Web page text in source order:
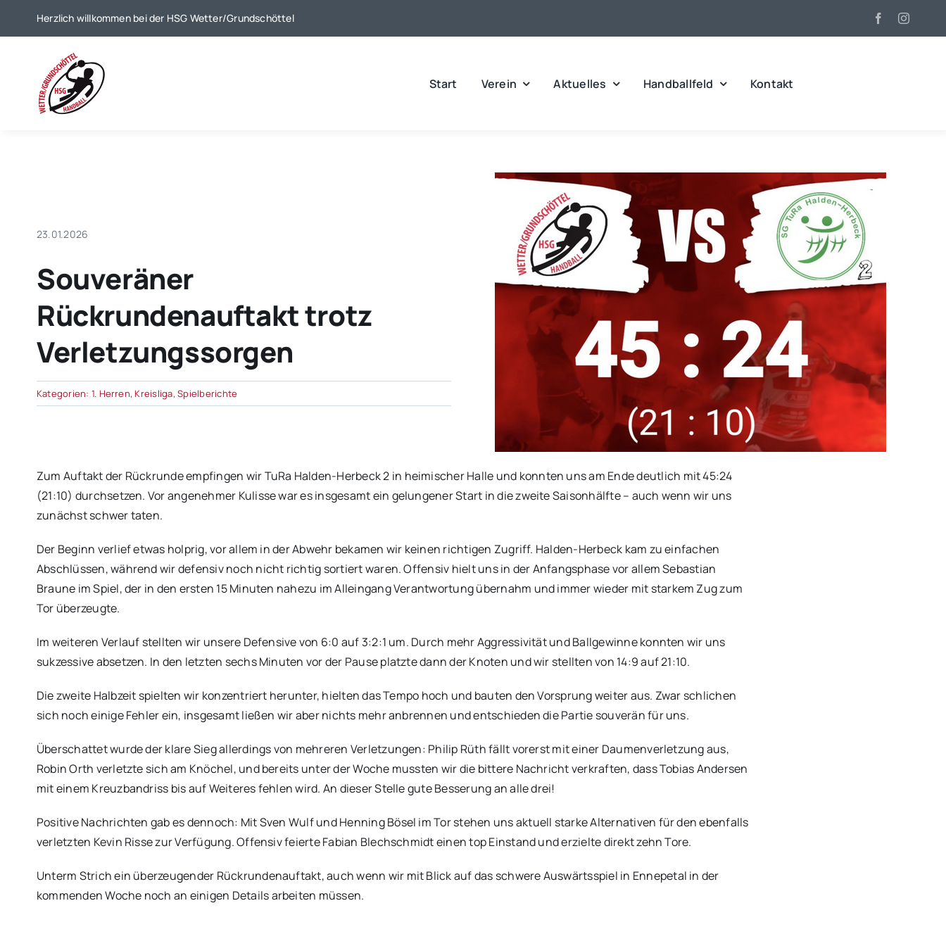
Herzlich willkommen bei der HSG Wetter/Grundschöttel
Start Verein Aktuelles Handballfeld Kontakt
23.01.2026
Souveräner
Rückrundenauftakt trotz
Verletzungssorgen
Kategorien: 1. Herren,Kreisliga,Spielberichte
Zum Auftakt der Rückrunde empfingen wir TuRa Halden-Herbeck 2 in heimischer Halle und konnten uns am Ende deutlich mit 45:24
(21:10) durchsetzen. Vor angenehmer Kulisse war es insgesamt ein gelungener Start in die zweite Saisonhälfte – auch wenn wir uns
zunächst schwer taten.
Der Beginn verlief etwas holprig, vor allem in der Abwehr bekamen wir keinen richtigen Zugriff. Halden-Herbeck kam zu einfachen
Abschlüssen, während wir defensiv noch nicht richtig sortiert waren. Offensiv hielt uns in der Anfangsphase vor allem Sebastian
Braune im Spiel, der in den ersten 15 Minuten nahezu im Alleingang Verantwortung übernahm und immer wieder mit starkem Zug zum
Tor überzeugte.
Im weiteren Verlauf stellten wir unsere Defensive von 6:0 auf 3:2:1 um. Durch mehr Aggressivität und Ballgewinne konnten wir uns
sukzessive absetzen. In den letzten sechs Minuten vor der Pause platzte dann der Knoten und wir stellten von 14:9 auf 21:10.
Die zweite Halbzeit spielten wir konzentriert herunter, hielten das Tempo hoch und bauten den Vorsprung weiter aus. Zwar schlichen
sich noch einige Fehler ein, insgesamt ließen wir aber nichts mehr anbrennen und entschieden die Partie souverän für uns.
Überschattet wurde der klare Sieg allerdings von mehreren Verletzungen: Philip Rüth fällt vorerst mit einer Daumenverletzung aus,
Robin Orth verletzte sich am Knöchel, und bereits unter der Woche mussten wir die bittere Nachricht verkraften, dass Tobias Andersen
mit einem Kreuzbandriss bis auf Weiteres fehlen wird. An dieser Stelle gute Besserung an alle drei!
Positive Nachrichten gab es dennoch: Mit Sven Wulf und Henning Bösel im Tor stehen uns aktuell starke Alternativen für den ebenfalls
verletzten Kevin Risse zur Verfügung. Offensiv feierte Fabian Blechschmidt einen top Einstand und erzielte direkt zehn Tore.
Unterm Strich ein überzeugender Rückrundenauftakt, auch wenn wir mit Blick auf das schwere Auswärtsspiel in Ennepetal in der
kommenden Woche noch an einigen Details arbeiten müssen.